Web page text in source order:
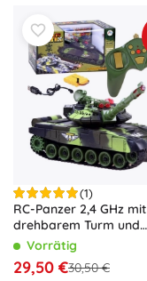
(1)
RC-Panzer 2,4 GHz mit
drehbarem Turm und
Lichteffekten – Grün
Vorrätig
29,50 €30,50 €